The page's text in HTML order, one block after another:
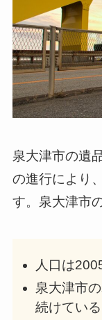
泉大津市の遺
の進行により
す。泉大津市
人口は
泉大津市
続けている